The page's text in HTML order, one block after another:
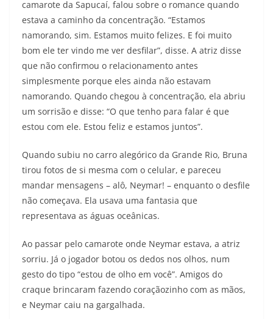
camarote da Sapucaí, falou sobre o romance quando
estava a caminho da concentração. “Estamos
namorando, sim. Estamos muito felizes. E foi muito
bom ele ter vindo me ver desfilar”, disse. A atriz disse
que não confirmou o relacionamento antes
simplesmente porque eles ainda não estavam
namorando. Quando chegou à concentração, ela abriu
um sorrisão e disse: “O que tenho para falar é que
estou com ele. Estou feliz e estamos juntos”.
Quando subiu no carro alegórico da Grande Rio, Bruna
tirou fotos de si mesma com o celular, e pareceu
mandar mensagens – alô, Neymar! – enquanto o desfile
não começava. Ela usava uma fantasia que
representava as águas oceânicas.
Ao passar pelo camarote onde Neymar estava, a atriz
sorriu. Já o jogador botou os dedos nos olhos, num
gesto do tipo “estou de olho em você”. Amigos do
craque brincaram fazendo coraçãozinho com as mãos,
e Neymar caiu na gargalhada.